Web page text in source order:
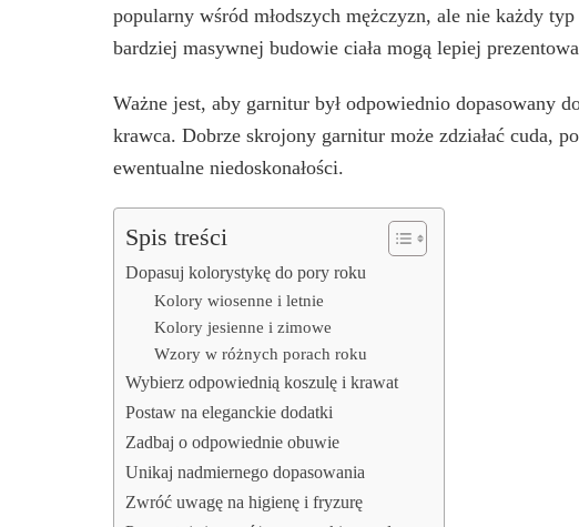
popularny wśród młodszych mężczyzn, ale nie każdy
bardziej masywnej budowie ciała mogą lepiej
Ważne jest, aby garnitur był odpowiednio dopasowany
krawca. Dobrze skrojony garnitur może zdziałać cuda,
ewentualne niedoskonałości.
Spis treści
Dopasuj kolorystykę do pory roku
Kolory wiosenne i letnie
Kolory jesienne i zimowe
Wzory w różnych porach roku
Wybierz odpowiednią koszulę i krawat
Postaw na eleganckie dodatki
Zadbaj o odpowiednie obuwie
Unikaj nadmiernego dopasowania
Zwróć uwagę na higienę i fryzurę